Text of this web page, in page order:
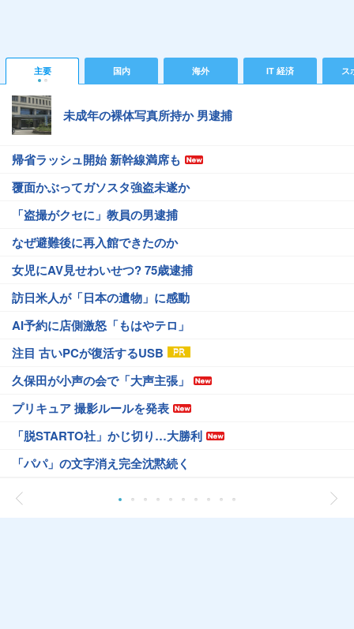
主要 国内 海外 IT 経済 ス
未成年の裸体写真所持か 男逮捕
帰省ラッシュ開始 新幹線満席も
覆面かぶってガソスタ強盗未遂か
「盗撮がクセに」教員の男逮捕
なぜ避難後に再入館できたのか
女児にAV見せわいせつ? 75歳逮捕
訪日米人が「日本の遺物」に感動
AI予約に店側激怒「もはやテロ」
注目 古いPCが復活するUSB
久保田が小声の会で「大声主張」
プリキュア 撮影ルールを発表
「脱STARTO社」かじ切り…大勝利
「パパ」の文字消え完全沈黙続く